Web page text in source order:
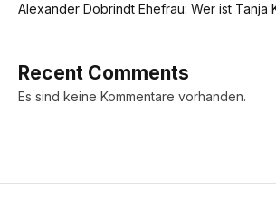
Alexander Dobrindt Ehefrau: Wer ist Tanja
Recent Comments
Es sind keine Kommentare vorhanden.